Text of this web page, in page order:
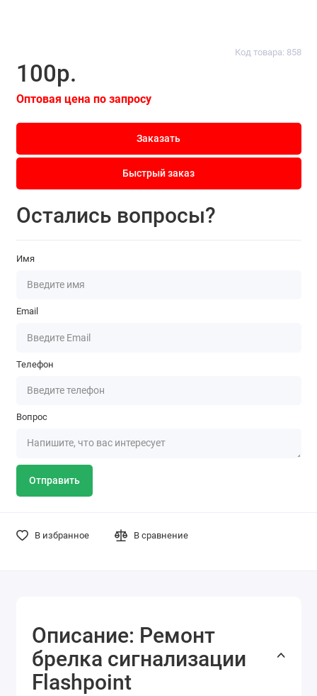
Код товара: 858
100р.
Оптовая цена по запросу
Заказать
Быстрый заказ
Остались вопросы?
Имя
Email
Телефон
Вопрос
Отправить
В избранное В сравнение
Описание: Ремонт
брелка сигнализации
Flashpoint